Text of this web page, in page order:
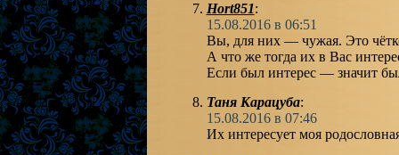
Hort851:
15.08.2016 в 06:51
Вы, для них — чужая. Это
А что же тогда их в Вас
Если был интерес — значит
Таня Карацуба:
15.08.2016 в 07:46
Их интересует моя